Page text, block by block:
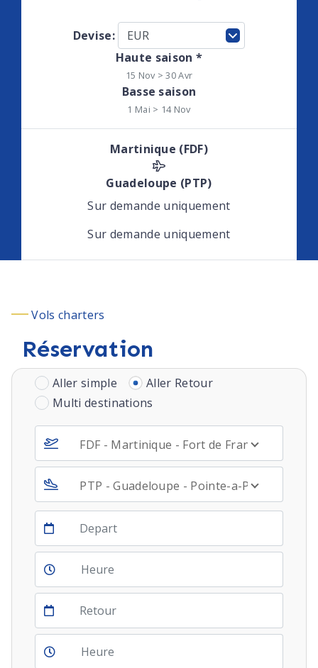
Devise:
Haute saison *
15 Nov > 30 Avr
Basse saison
1 Mai > 14 Nov
Martinique (FDF)
Guadeloupe (PTP)
Sur demande uniquement
Sur demande uniquement
Vols charters
Réservation
Aller simple
Aller Retour
Multi destinations
FDF - Martinique - Fort de France
PTP - Guadeloupe - Pointe-a-Pitre, Le